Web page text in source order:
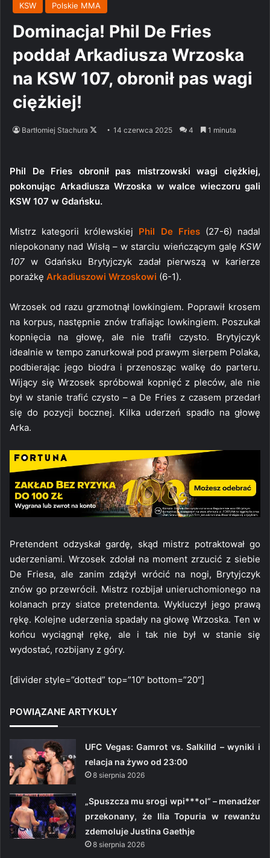
KSW Polskie MMA
Dominacja! Phil De Fries
poddał Arkadiusza Wrzoska
na KSW 107, obronił pas wagi
ciężkiej!
Bartłomiej Stachura
Follow14 czerwca 2025 4 1 minuta
Phil De Fries obronił pas mistrzowski wagi ciężkiej,
pokonując Arkadiusza Wrzoska w walce wieczoru gali
KSW 107 w Gdańsku.
Mistrz kategorii królewskiej Phil De Fries(27-6) nadal
niepokonany nad Wisłą – w starciu wieńczącym galę KSW
107 w Gdańsku Brytyjczyk zadał pierwszą w karierze
porażkę Arkadiuszowi Wrzoskowi (6-1).
Wrzosek od razu grzmotnął lowkingiem. Poprawił krosem
na korpus, następnie znów trafiając lowkingiem. Poszukał
kopnięcia na głowę, ale nie trafił czysto. Brytyjczyk
idealnie w tempo zanurkował pod prawym sierpem Polaka,
podbierając jego biodra i przenosząc walkę do parteru.
Wijący się Wrzosek spróbował kopnięć z pleców, ale nie
był w stanie trafić czysto – a De Fries z czasem przedarł
się do pozycji bocznej. Kilka uderzeń spadło na głowę
Arka.
Pretendent odzyskał gardę, skąd mistrz potraktował go
uderzeniami. Wrzosek zdołał na moment zrzucić z siebie
De Friesa, ale zanim zdążył wrócić na nogi, Brytyjczyk
znów go przewrócił. Mistrz rozbijał unieruchomionego na
kolanach przy siatce pretendenta. Wykluczył jego prawą
rękę. Kolejne uderzenia spadały na głowę Wrzoska. Ten w
końcu wyciągnął rękę, ale i tak nie był w stanie się
wydostać, rozbijany z góry.
[divider style=”dotted” top=”10″ bottom=”20″]
POWIĄZANE ARTYKUŁY
UFC Vegas: Gamrot vs. Salkilld – wyniki i
relacja na żywo od 23:00
8 sierpnia 2026
„Spuszcza mu srogi wpi***ol” – menadżer
przekonany, że Ilia Topuria w rewanżu
zdemoluje Justina Gaethje
8 sierpnia 2026